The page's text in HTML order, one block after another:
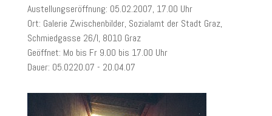
Austellungseröffnung: 05.02.2007, 17.00 Uhr
Ort: Galerie Zwischenbilder, Sozialamt der Stadt Graz,
Schmiedgasse 26/I, 8010 Graz
Geöffnet: Mo bis Fr 9.00 bis 17.00 Uhr
Dauer: 05.0220.07 - 20.04.07